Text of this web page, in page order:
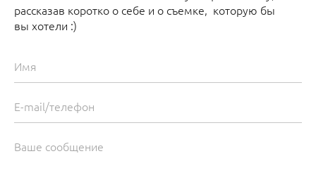
рассказав коротко о себе и о съемке, которую бы
вы хотели :)